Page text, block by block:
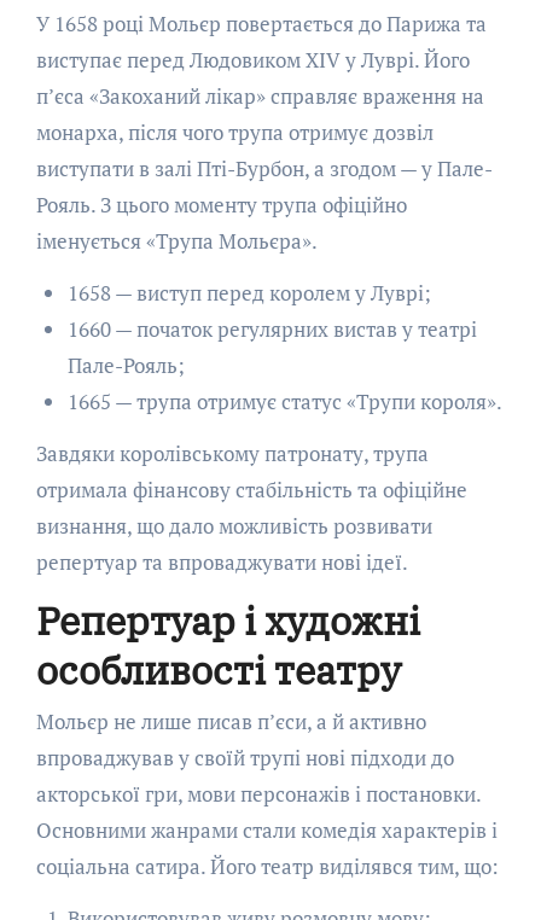
У 1658 році Мольєр повертається до Парижа та
виступає перед Людовиком XIV у Луврі. Його
п’єса «Закоханий лікар» справляє враження на
монарха, після чого трупа отримує дозвіл
виступати в залі Пті-Бурбон, а згодом — у Пале-
Рояль. З цього моменту трупа офіційно
іменується «Трупа Мольєра».
1658 — виступ перед королем у Луврі;
1660 — початок регулярних вистав у театрі
Пале-Рояль;
1665 — трупа отримує статус «Трупи короля».
Завдяки королівському патронату, трупа
отримала фінансову стабільність та офіційне
визнання, що дало можливість розвивати
репертуар та впроваджувати нові ідеї.
Репертуар і художні
особливості театру
Мольєр не лише писав п’єси, а й активно
впроваджував у своїй трупі нові підходи до
акторської гри, мови персонажів і постановки.
Основними жанрами стали комедія характерів і
соціальна сатира. Його театр виділявся тим, що: